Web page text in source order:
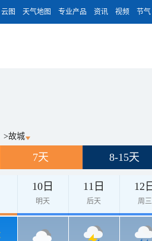
云图 天气地图 专业产品 资讯 视频 节气
>故城
7天 8-15天
10日
明天
11日
后天
12
周三